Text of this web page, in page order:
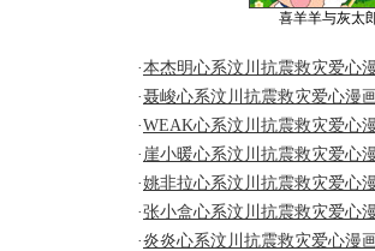
喜羊羊与灰太
·本杰明心系汶川抗震救灾爱心
·聂峻心系汶川抗震救灾爱心漫
·WEAK心系汶川抗震救灾爱心
· 崖小暖心系汶川抗震救灾爱心
·姚非拉心系汶川抗震救灾爱心
·张小盒心系汶川抗震救灾爱心
·炎炎心系汶川抗震救灾爱心漫